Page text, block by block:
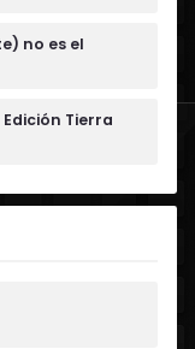
no es el
Edición Tierra